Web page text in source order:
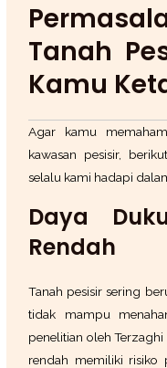
Tanah
Kamu
Agar kamu
kawasan pesisir,
selalu kami hadapi
Daya
Rendah
Tanah pesisir sering
tidak mampu
penelitian oleh
rendah memiliki risiko